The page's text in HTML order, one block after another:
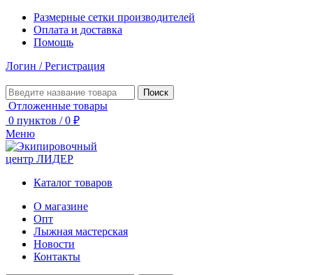
Размерные сетки производителей
Оплата и доставка
Помощь
Логин / Регистрация
Поиск
Отложенные товары
0 пунктов / 0 ₽
Меню
Каталог товаров
О магазине
Опт
Лыжная мастерская
Новости
Контакты